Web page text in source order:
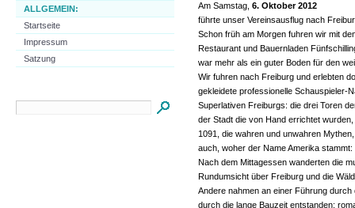
ALLGEMEIN:
Startseite
Impressum
Satzung
Am Samstag, 6. Oktober 2012
führte unser Vereinsausflug nach
Schon früh am Morgen fuhren wir mit
Restaurant und Bauernladen
war mehr als ein guter Boden für den
Wir fuhren nach Freiburg und erlebten
gekleidete professionelle Schauspieler-
Superlativen Freiburgs: die drei Toren
der Stadt die von Hand errichtet
1091, die wahren und unwahren
auch, woher der Name Amerika
Nach dem Mittagessen wanderten die
Rundumsicht über Freiburg und die
Andere nahmen an einer Führung
durch die lange Bauzeit entstanden: